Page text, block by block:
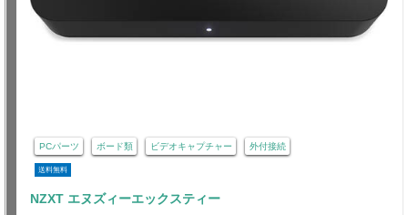
PCパーツ ボード類 ビデオキャプチャー 外付接続
送料無料
NZXT エヌズィーエックスティー